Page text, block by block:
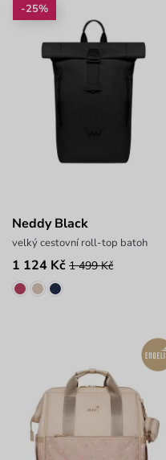
-25%
Neddy Black
velký cestovní roll-top batoh
1 124 Kč 1 499 Kč